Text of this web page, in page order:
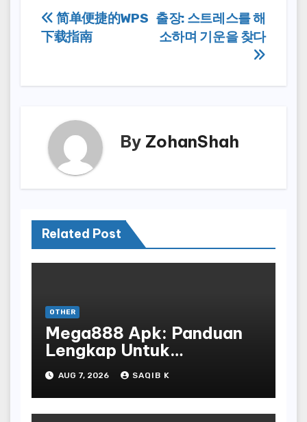
Post
navigation
출장: 스트레스를 해
소하며 기운을 찾다
简单便捷的WPS
下载指南
By ZohanShah
Related Post
OTHER
Mega888 Apk: Panduan
Lengkap Untuk
Mengunduh, Instalasi, Dan
Bermain Slot Online
Terpopuler
AUG 7, 2026 SAQIB K